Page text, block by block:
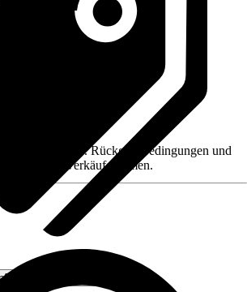
Ammerland
wie z. B. Rückgabebedingungen und
auf den Verkäufernamen.